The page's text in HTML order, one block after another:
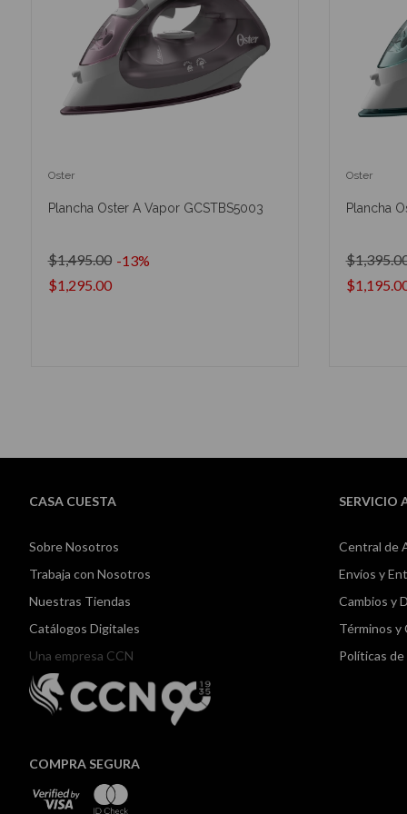
Oster
Plancha Oster A Vapor GCSTBS5003
$1,295.00
$1,495.00 -13%
Oster
Plancha
CASA CUESTA
Sobre Nosotros
Trabaja con Nosotros
Nuestras Tiendas
Catálogos Digitales
Una empresa CCN
COMPRA SEGURA
SERVICIO
Central de
Envíos y
Cambios y
Términos y
Políticas